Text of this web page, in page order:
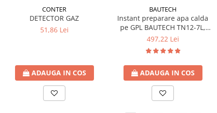
CONTER
DETECTOR GAZ
51,86 Lei
ADAUGA IN COS
BAUTECH
Instant preparare apa calda
pe GPL BAUTECH TN12-7L,
tiraj natural
497,22 Lei
ADAUGA IN COS